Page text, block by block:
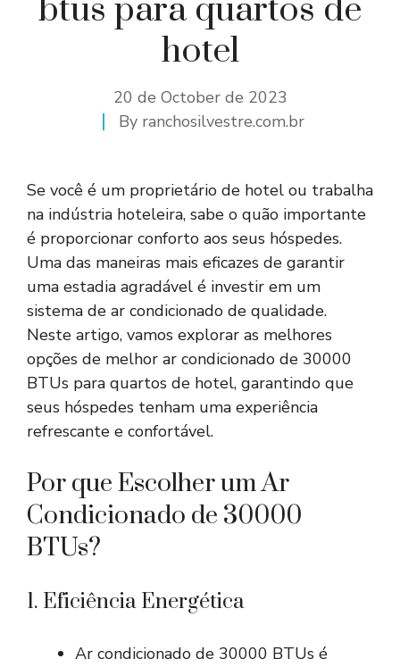
btus para quartos de
hotel
20 de October de 2023
By ranchosilvestre.com.br
Se você é um proprietário de hotel ou trabalha
na indústria hoteleira, sabe o quão importante
é proporcionar conforto aos seus hóspedes.
Uma das maneiras mais eficazes de garantir
uma estadia agradável é investir em um
sistema de ar condicionado de qualidade.
Neste artigo, vamos explorar as melhores
opções de melhor ar condicionado de 30000
BTUs para quartos de hotel, garantindo que
seus hóspedes tenham uma experiência
refrescante e confortável.
Por que Escolher um Ar
Condicionado de 30000
BTUs?
1. Eficiência Energética
Ar condicionado de 30000 BTUs é